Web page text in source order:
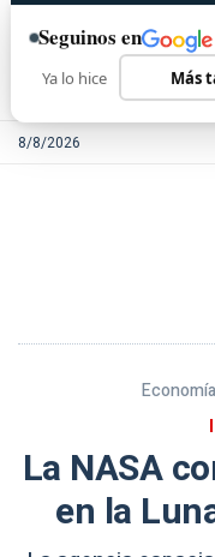
8/8/2026
La NASA
en la
Seguinos en
Ya lo hice Más